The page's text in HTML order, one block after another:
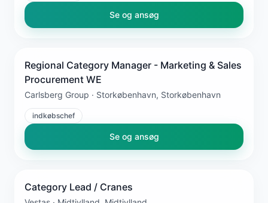
Se og ansøg
Regional Category Manager - Marketing & Sales
Procurement WE
Carlsberg Group · Storkøbenhavn, Storkøbenhavn
indkøbschef
Se og ansøg
Category Lead / Cranes